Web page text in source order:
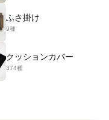
ふさ掛け
9種
クッションカバー
374種